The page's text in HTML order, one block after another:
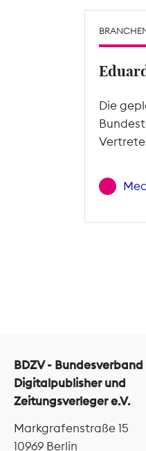
Die
BDZV - Bundesverband
Digitalpublisher und
Zeitungsverleger e.V.
Markgrafenstraße 15
10969 Berlin